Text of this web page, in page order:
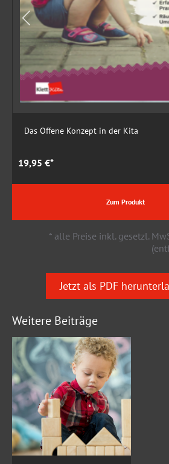
Das Offene Konzept in der Kita
19,95 €*
Zum Produkt
* alle Preise inkl. gesetzl.
Jetzt als PDF
Weitere Beiträge